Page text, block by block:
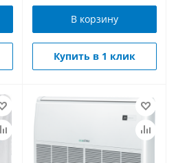
В корзину
Купить в 1 клик